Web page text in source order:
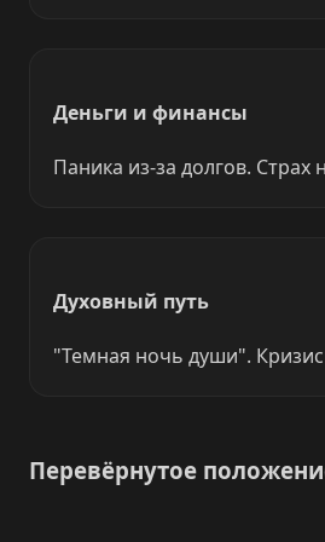
Деньги и финансы
Паника из-за долгов.
Духовный путь
"Темная ночь души".
Перевёрнутое